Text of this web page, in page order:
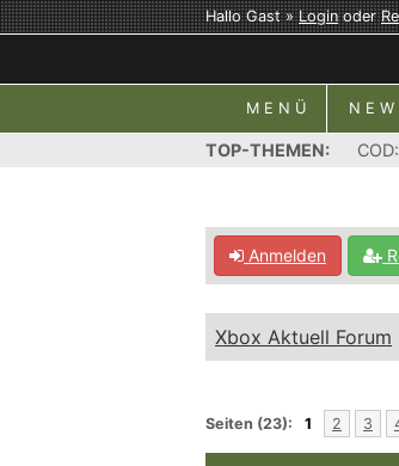
Hallo Gast »Loginoder
MENÜ
TOP-THEMEN:
Anmelden
Xbox Aktuell Forum
Seiten (23): 1 2 3